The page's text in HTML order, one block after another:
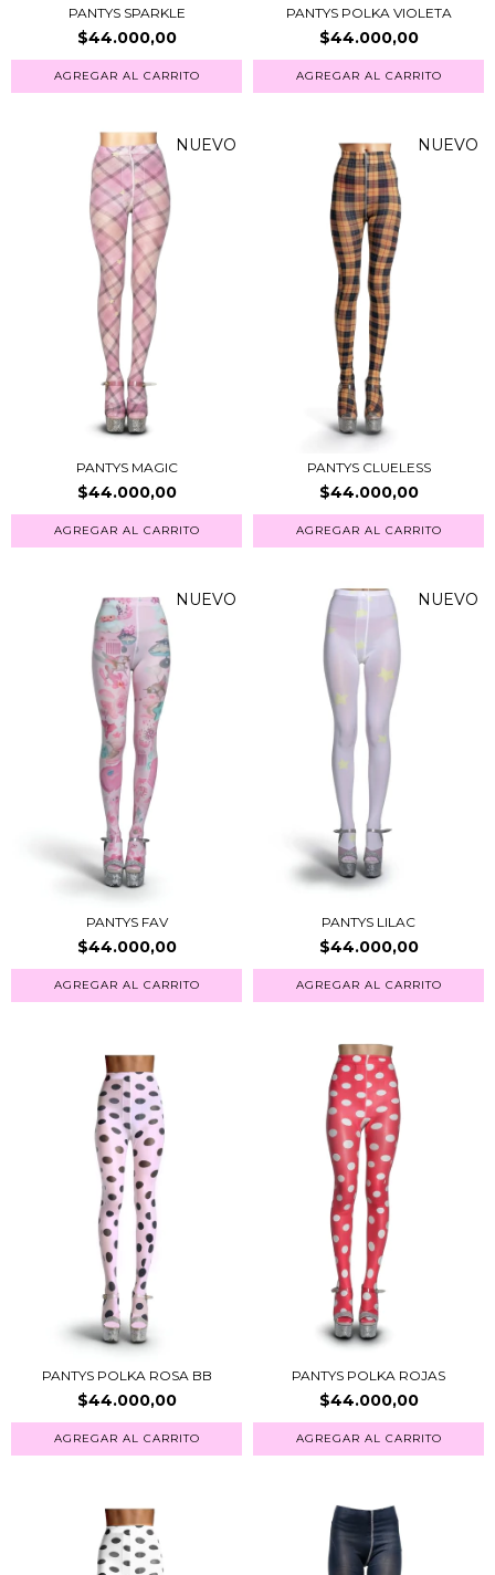
PANTYS SPARKLE
$44.000,00
AGREGAR AL CARRITO
PANTYS POLKA VIOLETA
$44.000,00
AGREGAR AL CARRITO
NUEVO
PANTYS MAGIC
$44.000,00
AGREGAR AL CARRITO
NUEVO
PANTYS CLUELESS
$44.000,00
AGREGAR AL CARRITO
NUEVO
PANTYS FAV
$44.000,00
AGREGAR AL CARRITO
NUEVO
PANTYS LILAC
$44.000,00
AGREGAR AL CARRITO
PANTYS POLKA ROSA BB
$44.000,00
AGREGAR AL CARRITO
PANTYS POLKA ROJAS
$44.000,00
AGREGAR AL CARRITO